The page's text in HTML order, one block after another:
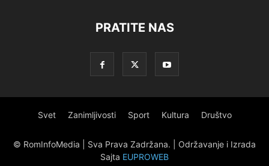
PRATITE NAS
Svet Zanimljivosti Sport Kultura Društvo
© RomInfoMedia | Sva Prava Zadržana. | Održavanje i Izrada
Sajta EUPROWEB